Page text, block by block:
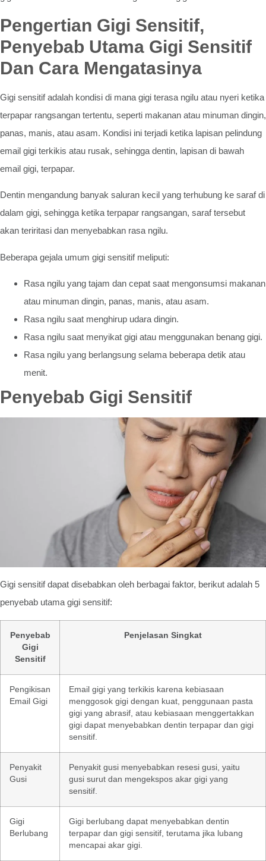
Pengertian Gigi Sensitif,
Penyebab Utama Gigi Sensitif
Dan Cara Mengatasinya
Gigi sensitif adalah kondisi di mana gigi terasa ngilu atau nyeri ketika
terpapar rangsangan tertentu, seperti makanan atau minuman dingin,
panas, manis, atau asam. Kondisi ini terjadi ketika lapisan pelindung
email gigi terkikis atau rusak, sehingga dentin, lapisan di bawah
email gigi, terpapar.
Dentin mengandung banyak saluran kecil yang terhubung ke saraf di
dalam gigi, sehingga ketika terpapar rangsangan, saraf tersebut
akan teriritasi dan menyebabkan rasa ngilu.
Beberapa gejala umum gigi sensitif meliputi:
Rasa ngilu yang tajam dan cepat saat mengonsumsi makanan
atau minuman dingin, panas, manis, atau asam.
Rasa ngilu saat menghirup udara dingin.
Rasa ngilu saat menyikat gigi atau menggunakan benang gigi.
Rasa ngilu yang berlangsung selama beberapa detik atau
menit.
Penyebab Gigi Sensitif
Gigi sensitif dapat disebabkan oleh berbagai faktor, berikut adalah 5
penyebab utama gigi sensitif:
Penyebab
Gigi
Sensitif
Penjelasan Singkat
Pengikisan
Email Gigi
Email gigi yang terkikis karena kebiasaan
menggosok gigi dengan kuat, penggunaan pasta
gigi yang abrasif, atau kebiasaan menggertakkan
gigi dapat menyebabkan dentin terpapar dan gigi
sensitif.
Penyakit
Gusi
Penyakit gusi menyebabkan resesi gusi, yaitu
gusi surut dan mengekspos akar gigi yang
sensitif.
Gigi
Berlubang
Gigi berlubang dapat menyebabkan dentin
terpapar dan gigi sensitif, terutama jika lubang
mencapai akar gigi.